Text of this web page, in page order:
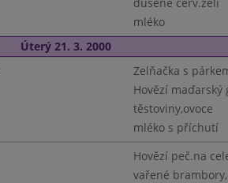
mléko
Úterý 21. 3. 2000
Zelňačka s
Hovězí maďarský
těstoviny,ovoce
mléko s příchutí
Hovězí peč.na
vařené